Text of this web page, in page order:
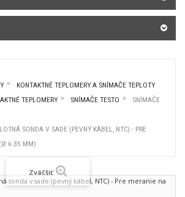
KONTAKTNÉ TEPLOMERY A SNÍMAČE TEPLOTY
TEPLOMERY
SNÍMAČE TESTO
SNÍMAČE
SONDA V SADE (PEVNÝ KÁBEL, NTC) - PRE
6-35 MM)
Zväčšiť